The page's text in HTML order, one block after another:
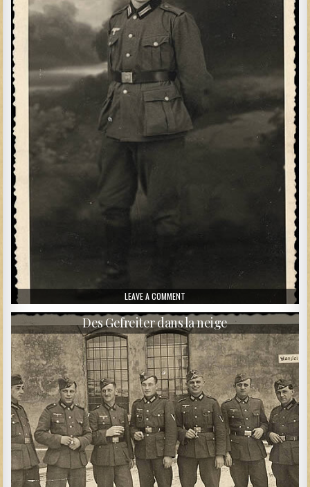
LEAVE A COMMENT ON SOLDAT AUX GRANDES POCHES
Des Gefreiter dans la neige